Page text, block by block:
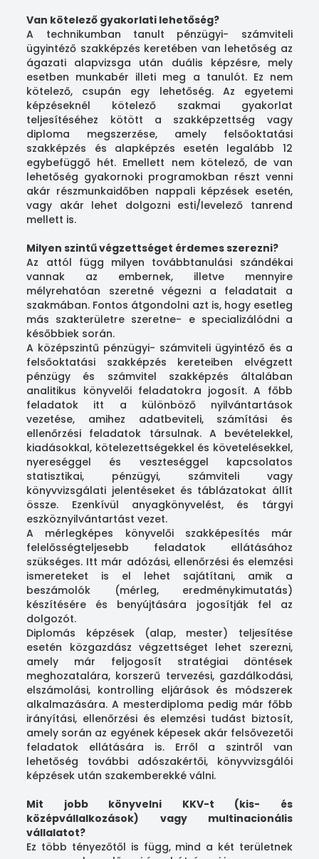
Van kötelező gyakorlati lehetőség?
A technikumban tanult pénzügyi- számviteli
ügyintéző szakképzés keretében van lehetőség az
ágazati alapvizsga után duális képzésre, mely
esetben munkabér illeti meg a tanulót. Ez nem
kötelező, csupán egy lehetőség. Az egyetemi
képzéseknél kötelező szakmai gyakorlat
teljesítéséhez kötött a szakképzettség vagy
diploma megszerzése, amely felsőoktatási
szakképzés és alapképzés esetén legalább 12
egybefüggő hét. Emellett nem kötelező, de van
lehetőség gyakornoki programokban részt venni
akár részmunkaidőben nappali képzések esetén,
vagy akár lehet dolgozni esti/levelező tanrend
mellett is.
Milyen szintű végzettséget érdemes szerezni?
Az attól függ milyen továbbtanulási szándékai
vannak az embernek, illetve mennyire
mélyrehatóan szeretné végezni a feladatait a
szakmában. Fontos átgondolni azt is, hogy esetleg
más szakterületre szeretne- e specializálódni a
későbbiek során.
A középszintű pénzügyi- számviteli ügyintéző és a
felsőoktatási szakképzés kereteiben elvégzett
pénzügy és számvitel szakképzés általában
analitikus könyvelői feladatokra jogosít. A főbb
feladatok itt a különböző nyilvántartások
vezetése, amihez adatbeviteli, számítási és
ellenőrzési feladatok társulnak. A bevételekkel,
kiadásokkal, kötelezettségekkel és követelésekkel,
nyereséggel és veszteséggel kapcsolatos
statisztikai, pénzügyi, számviteli vagy
könyvvizsgálati jelentéseket és táblázatokat állít
össze. Ezenkívül anyagkönyvelést, és tárgyi
eszköznyilvántartást vezet.
A mérlegképes könyvelői szakképesítés már
felelősségteljesebb feladatok ellátásához
szükséges. Itt már adózási, ellenőrzési és elemzési
ismereteket is el lehet sajátítani, amik a
beszámolók (mérleg, eredménykimutatás)
készítésére és benyújtására jogosítják fel az
dolgozót.
Diplomás képzések (alap, mester) teljesítése
esetén közgazdász végzettséget lehet szerezni,
amely már feljogosít stratégiai döntések
meghozatalára, korszerű tervezési, gazdálkodási,
elszámolási, kontrolling eljárások és módszerek
alkalmazására. A mesterdiploma pedig már főbb
irányítási, ellenőrzési és elemzési tudást biztosít,
amely során az egyének képesek akár felsővezetői
feladatok ellátására is. Erről a szintről van
lehetőség további adószakértői, könyvvizsgálói
képzések után szakemberekké válni.
Mit jobb könyvelni KKV-t (kis- és
középvállalkozások) vagy multinacionális
vállalatot?
Ez több tényezőtől is függ, mind a két területnek